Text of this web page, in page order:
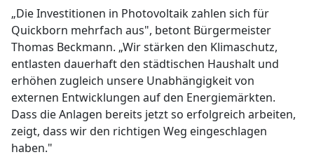
„Die Investitionen in Photovoltaik zahlen sich für
Quickborn mehrfach aus", betont Bürgermeister
Thomas Beckmann. „Wir stärken den Klimaschutz,
entlasten dauerhaft den städtischen Haushalt und
erhöhen zugleich unsere Unabhängigkeit von
externen Entwicklungen auf den Energiemärkten.
Dass die Anlagen bereits jetzt so erfolgreich arbeiten,
zeigt, dass wir den richtigen Weg eingeschlagen
haben."